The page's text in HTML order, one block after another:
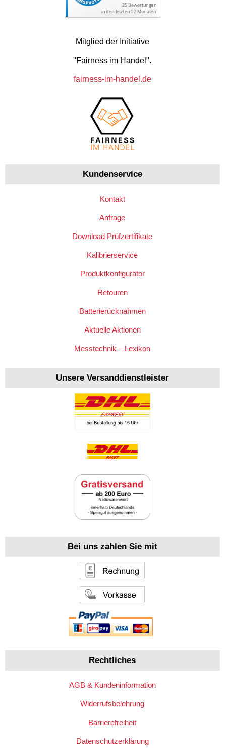
Mitglied der Initiative
"Fairness im Handel".
fairness-im-handel.de
Kundenservice
Kontakt
Anfrage
Download Prüfzertifikate
Kalibrierservice
Produktkonfigurator
Retouren
Batterierücknahmen
Aktuelle Aktionen
Messtechnik – Lexikon
Unsere Versanddienstleister
Bei uns zahlen Sie mit
Rechtliches
AGB & Kundeninformation
Widerrufsbelehrung
Barrierefreiheit
Datenschutzerklärung